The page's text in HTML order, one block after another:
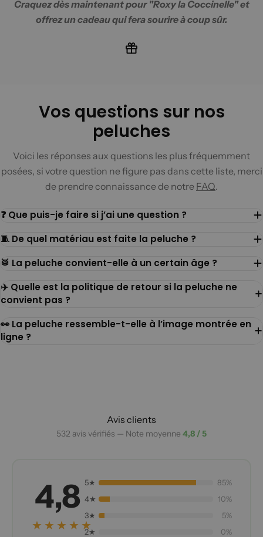
Craquez dès maintenant pour "Roxy la Coccinelle" et
offrez un cadeau qui fera sourire à coup sûr.
Vos questions sur nos
peluches
Voici les réponses aux questions les plus fréquemment
posées, si votre question ne figure pas dans cette liste, merci
de prendre connaissance de notre FAQ.
❓ Que puis-je faire si j’ai une question ?
🧵 De quel matériau est faite la peluche ?
🥁 La peluche convient-elle à un certain âge ?
✈️ Quelle est la politique de retour si la peluche ne
convient pas ?
👀 La peluche ressemble-t-elle à l’image montrée en
ligne ?
Avis clients
532 avis vérifiés — Note moyenne 4,8 / 5
4,8
★★★★★
5★
85%
4★
10%
3★
5%
2★
0%